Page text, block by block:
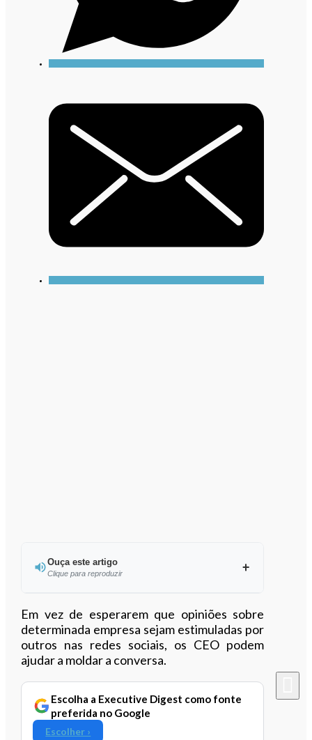
Ouça este artigo
Clique para reproduzir
Ouvir este artigo
Em vez de esperarem que opiniões sobre
determinada empresa sejam estimuladas por
outros nas redes sociais, os CEO podem
ajudar a moldar a conversa.
Escolha a Executive Digest como fonte
preferida no Google
Escolher ›